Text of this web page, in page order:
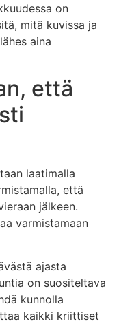
on
mitä kuvissa ja
aina
että
laatimalla
että
jälkeen.
varmistamaan
ajasta
on suositeltava
kunnolla
kaikki kriittiset